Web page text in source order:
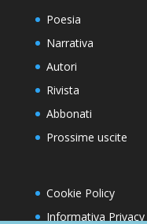
Poesia
Narrativa
Autori
Rivista
Abbonati
Prossime uscite
Cookie Policy
Informativa Privacy